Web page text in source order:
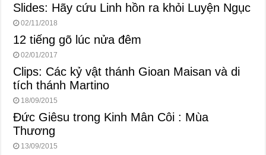
Slides: Hãy cứu Linh hồn ra khỏi Luyện Ngục
02/11/2018
12 tiếng gõ lúc nửa đêm
02/01/2017
Clips: Các kỷ vật thánh Gioan Maisan và di
tích thánh Martino
18/09/2015
Đức Giêsu trong Kinh Mân Côi : Mùa
Thương
13/09/2015